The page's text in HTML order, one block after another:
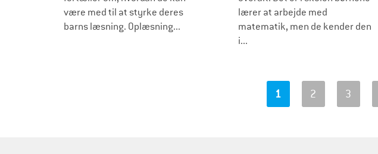
være med til at styrke deres
barns læsning. Oplæsning...
lærer at arbejde med
matematik, men de kender den
i...
1 2 3